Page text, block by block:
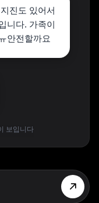
진도 있어서
니다. 가족이
안전할까요
보입니다